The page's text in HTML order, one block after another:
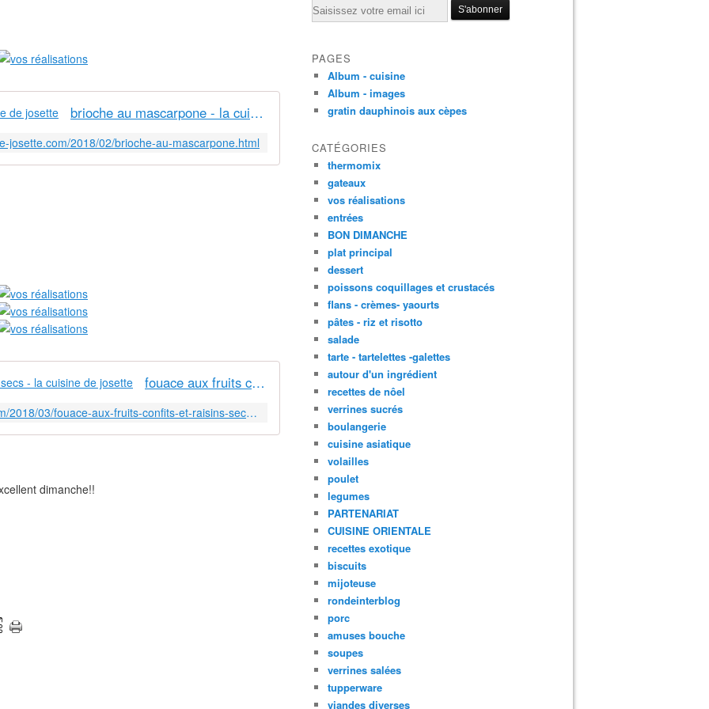
brioche au mascarpone - la cuisine de josette
josette.com/2018/02/brioche-au-mascarpone.html
fouace aux fruits confits et raisins secs - la cuisine de josette
http://www.la-cuisine-de-josette.com/2018/03/fouace-aux-fruits-confits-et-raisins-secs.html
dimanche!!
Email
PAGES
Album - cuisine
Album - images
gratin dauphinois aux cèpes
CATÉGORIES
thermomix
gateaux
vos réalisations
entrées
BON DIMANCHE
plat principal
dessert
poissons coquillages et crustacés
flans - crèmes- yaourts
pâtes - riz et risotto
salade
tarte - tartelettes -galettes
autour d'un ingrédient
recettes de nôel
verrines sucrés
boulangerie
cuisine asiatique
volailles
poulet
legumes
PARTENARIAT
CUISINE ORIENTALE
recettes exotique
biscuits
mijoteuse
rondeinterblog
porc
amuses bouche
soupes
verrines salées
tupperware
viandes diverses